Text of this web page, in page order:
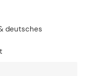
deutsches